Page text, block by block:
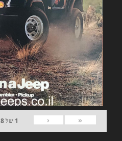
«
‹
1 של